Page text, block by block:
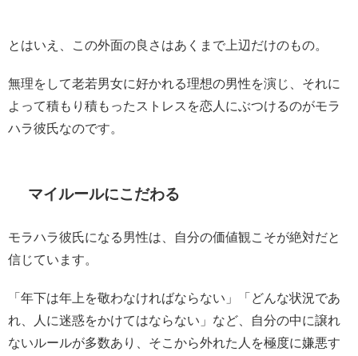
とはいえ、この外面の良さはあくまで上辺だけのもの。
無理をして老若男女に好かれる理想の男性を演じ、それに
よって積もり積もったストレスを恋人にぶつけるのがモラ
ハラ彼氏なのです。
マイルールにこだわる
モラハラ彼氏になる男性は、自分の価値観こそが絶対だと
信じています。
「年下は年上を敬わなければならない」「どんな状況であ
れ、人に迷惑をかけてはならない」など、自分の中に譲れ
ないルールが多数あり、そこから外れた人を極度に嫌悪す